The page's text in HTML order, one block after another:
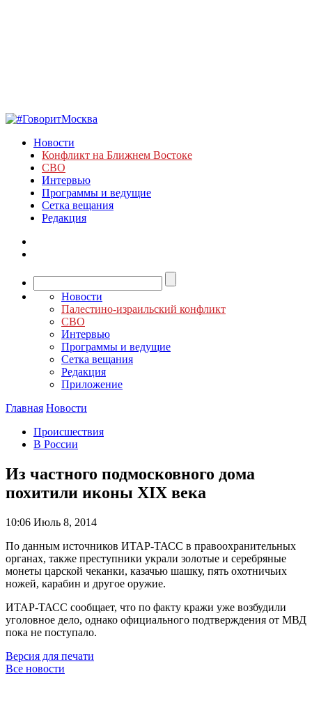
Новости
Конфликт на Ближнем Востоке
СВО
Интервью
Программы и ведущие
Сетка вещания
Редакция
Новости
Палестино-израильский конфликт
СВО
Интервью
Программы и ведущие
Сетка вещания
Редакция
Приложение
Главная Новости
Происшествия
В России
Из частного подмосковного дома
похитили иконы XIX века
10:06 Июль 8, 2014
По данным источников ИТАР-ТАСС в правоохранительных
органах, также преступники украли золотые и серебряные
монеты царской чеканки, казачью шашку, пять охотничьих
ножей, карабин и другое оружие.
ИТАР-ТАСС сообщает, что по факту кражи уже возбудили
уголовное дело, однако официального подтверждения от МВД
пока не поступало.
Версия для печати
Все новости